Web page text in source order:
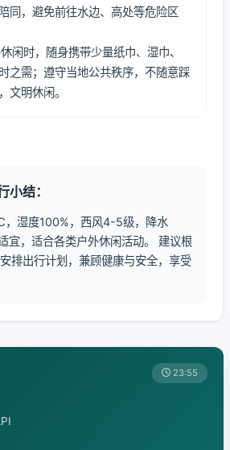
同，避免前往水边、高处等危险区
闲时，随身携带少量纸巾、湿巾、
之需；遵守当地公共秩序，不随意踩
文明休闲。
小结：
湿度100%，西风4-5级，降水
宜，适合各类户外休闲活动。 建议根
排出行计划，兼顾健康与安全，享受
23:55